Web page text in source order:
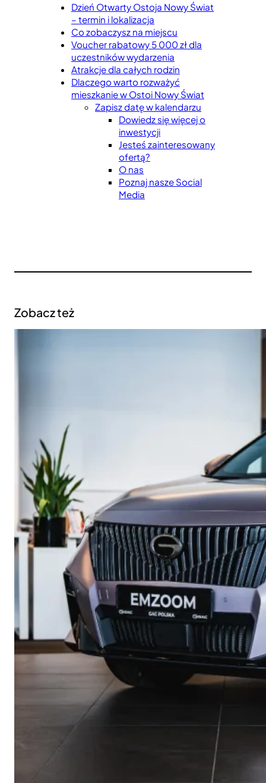
Dzień Otwarty Ostoja Nowy Świat
– termin i lokalizacja
Co zobaczysz na miejscu
Voucher rabatowy 5 000 zł dla
uczestników wydarzenia
Atrakcje dla całych rodzin
Dlaczego warto rozważyć
mieszkanie w Ostoi Nowy Świat
Zapisz datę w kalendarzu
Dowiedz się więcej o
inwestycji
Jesteś zainteresowany
ofertą?
O nas
Poznaj nasze Social
Media
Zobacz też